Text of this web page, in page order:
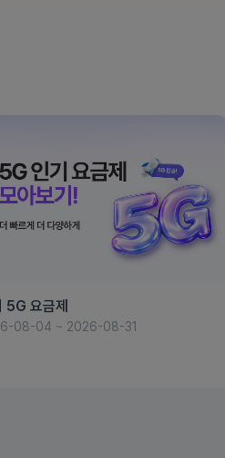
5G 요금제
08-04 ~ 2026-08-31